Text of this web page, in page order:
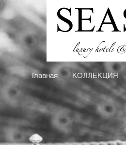
Главная КOЛЛЕКЦИЯ